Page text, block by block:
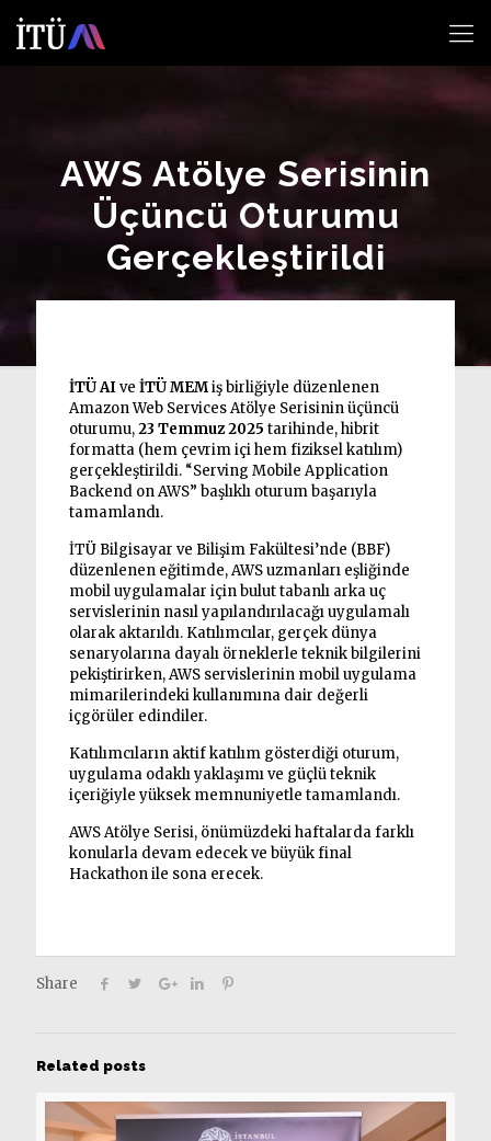
AWS Atölye Serisinin
Üçüncü Oturumu
Gerçekleştirildi
İTÜ AIve İTÜ MEMiş birliğiyle düzenlenen
Amazon Web Services Atölye Serisinin üçüncü
oturumu,23 Temmuz 2025 tarihinde, hibrit
formatta (hem çevrim içi hem fiziksel katılım)
gerçekleştirildi. “Serving Mobile Application
Backend on AWS” başlıklı oturum başarıyla
tamamlandı.
İTÜ Bilgisayar ve Bilişim Fakültesi’nde (BBF)
düzenlenen eğitimde, AWS uzmanları eşliğinde
mobil uygulamalar için bulut tabanlı arka uç
servislerinin nasıl yapılandırılacağı uygulamalı
olarak aktarıldı. Katılımcılar, gerçek dünya
senaryolarına dayalı örneklerle teknik bilgilerini
pekiştirirken, AWS servislerinin mobil uygulama
mimarilerindeki kullanımına dair değerli
içgörüler edindiler.
Katılımcıların aktif katılım gösterdiği oturum,
uygulama odaklı yaklaşımı ve güçlü teknik
içeriğiyle yüksek memnuniyetle tamamlandı.
AWS Atölye Serisi, önümüzdeki haftalarda farklı
konularla devam edecek ve büyük final
Hackathon ile sona erecek.
Share
Related posts